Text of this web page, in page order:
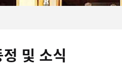
및 소식